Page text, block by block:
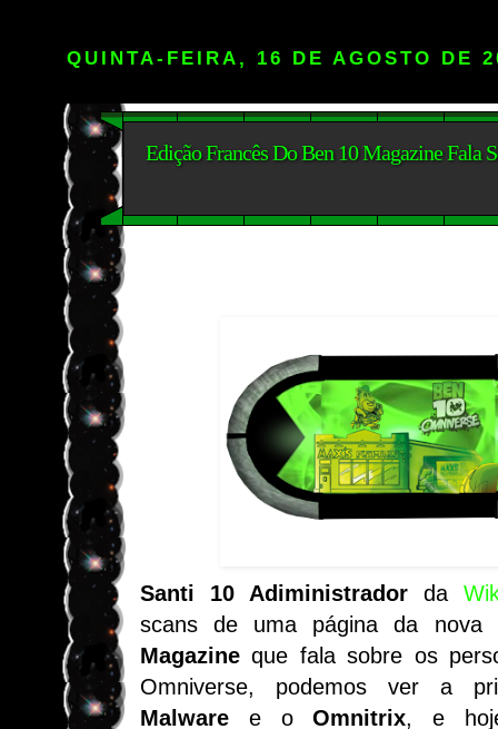
QUINTA-FEIRA, 16 DE AGOSTO DE
Edição Francês Do Ben 10 Magazine Fala
Santi 10 Adiministrador da
scans de uma página da
Magazine que fala sobre os
Omniverse, podemos ver a
Malware e oOmnitrix, e